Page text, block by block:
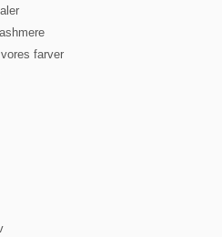
farver